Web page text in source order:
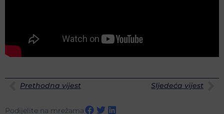
Prethodna vijest Sljedeća vijest
Podijelite na mrežama